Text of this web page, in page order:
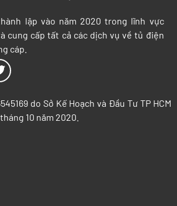
lập vào năm 2020 trong lĩnh vực
cung cấp tất cả các dịch vụ về tủ điện
cáp.
do Sở Kế Hoạch và Đầu Tư TP HCM
10 năm 2020.